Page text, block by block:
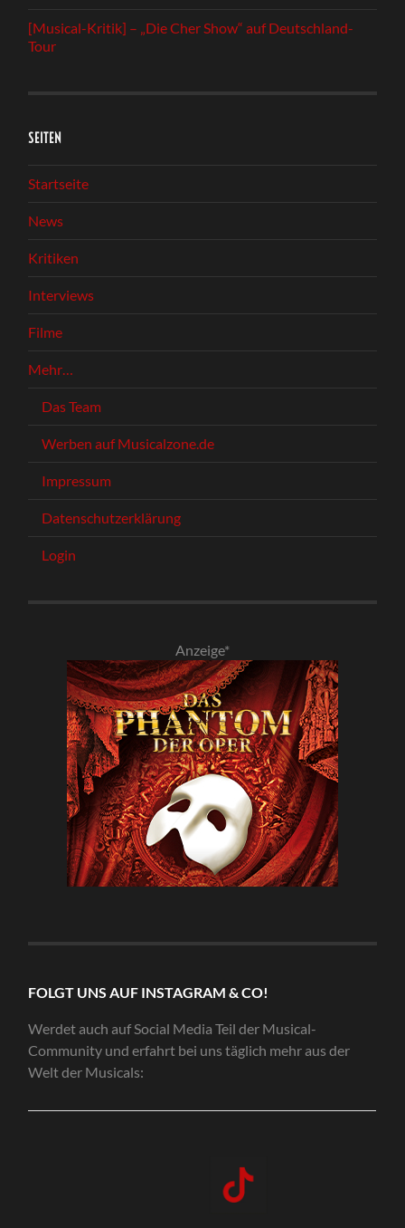
[Musical-Kritik] – „Die Cher Show“ auf Deutschland-
Tour
SEITEN
Startseite
News
Kritiken
Interviews
Filme
Mehr…
Das Team
Werben auf Musicalzone.de
Impressum
Datenschutzerklärung
Login
Anzeige*
FOLGT UNS AUF INSTAGRAM & CO!
Werdet auch auf Social Media Teil der Musical-
Community und erfahrt bei uns täglich mehr aus der
Welt der Musicals: